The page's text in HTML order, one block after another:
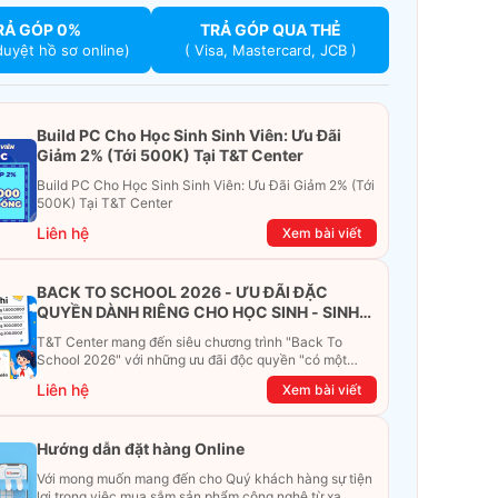
GÓP 0%
hồ sơ online)
TRẢ GÓP QUA THẺ
( Visa, Mastercard, JCB )
Build PC Cho Học Sinh Sinh Viên: Ưu Đãi
Giảm 2% (Tới 500K) Tại T&T Center
Build PC Cho Học Sinh Sinh Viên: Ưu Đãi Giảm 2% (Tới
500K) Tại T&T Center
Liên hệ Xem bài viết
BACK TO SCHOOL 2026 - ƯU ĐÃI ĐẶC
QUYỀN DÀNH RIÊNG CHO HỌC SINH - SINH
T&T Center mang đến siêu chương trình "Back To
School 2026" với những ưu đãi độc quyền "có một
không hai". Đừng để chiếc ví phải "ét-ô-ét", cùng
khám phá ngay ưu đãi siêu khủng dưới đây nhé!
Liên hệ Xem bài viết
Hướng dẫn đặt hàng Online
Với mong muốn mang đến cho Quý khách hàng sự tiện